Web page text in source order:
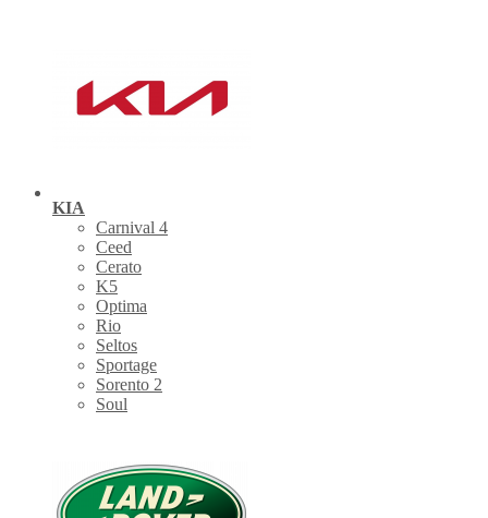
KIA
Carnival 4
Ceed
Cerato
K5
Optima
Rio
Seltos
Sportage
Sorento 2
Soul